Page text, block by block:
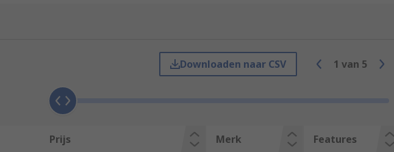
Downloaden naar CSV 1 van 5
Prijs Merk Features